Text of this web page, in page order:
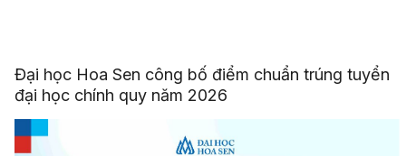
Đại học Hoa Sen công bố điểm chuẩn trúng tuyển
đại học chính quy năm 2026